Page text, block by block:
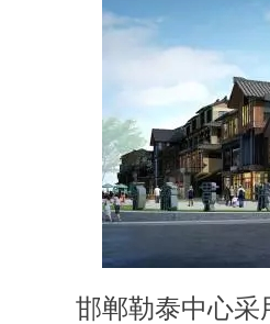
邯郸勒泰中心采